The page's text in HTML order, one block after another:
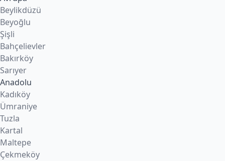
Beylikdüzü
Beyoğlu
Şişli
Bahçelievler
Bakırköy
Sarıyer
Anadolu
Kadıköy
Ümraniye
Tuzla
Kartal
Maltepe
Çekmeköy